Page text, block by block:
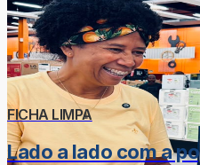
FICHA LIMPA
Lado a lado com a